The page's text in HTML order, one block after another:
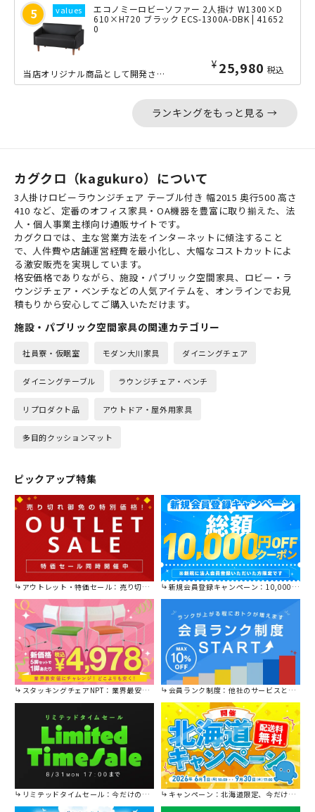
エコノミーロビーソファー 2人掛け W1300×D
610×H720 ブラック ECS-1300A-DBK | 41652
0
¥ 25,980 税込
当店オリジナル商品として開発された、エコノミーロビーソファーの2人掛けタイプです...
ランキングをもっと見る →
カグクロ（kagukuro）について
3人掛けロビーラウンジチェア テーブル付き 幅2015 奥行500 高さ
410 など、定番のオフィス家具・OA機器を豊富に取り揃えた、法
人・個人事業主様向け通販サイトです。
カグクロでは、主な営業方法をインターネットに傾注すること
で、人件費や店舗運営経費を最小化し、大幅なコストカットによ
る激安販売を実現しています。
格安価格でありながら、施設・パブリック空間家具、ロビー・ラ
ウンジチェア・ベンチなどの人気アイテムを、オンラインでお見
積もりから安心してご購入いただけます。
施設・パブリック空間家具の関連カテゴリー
社員寮・仮眠室 モダン大川家具 ダイニングチェア
ダイニングテーブル ラウンジチェア・ベンチ
リプロダクト品 アウトドア・屋外用家具
多目的クッションマット
ピックアップ特集
アウトレット・特価セール：売り切れ御免の特別価格！ 新規会員登録キャンペーン：10,000円OFFクーポン進呈中！
スタッキングチェアNPT：業界最安値に挑戦！ 会員ランク制度：他社のサービスと比較してください。
リミテッドタイムセール：今だけの限定セール。 キャンペーン：北海道限定、今だけ送料無料！